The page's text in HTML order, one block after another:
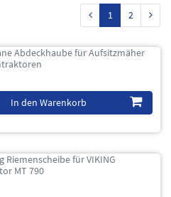
1 2
Abdeckhaube für Aufsitzmäher
In den Warenkorb
Riemenscheibe für VIKING
MT 790